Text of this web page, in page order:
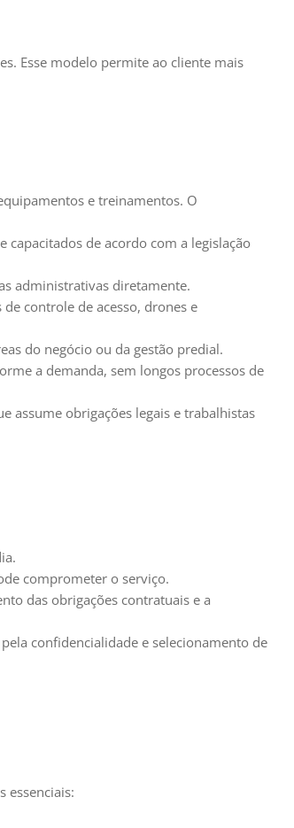
Esse modelo permite ao cliente mais
e treinamentos. O
capacitados de acordo com a legislação
administrativas diretamente.
controle de acesso, drones e
do negócio ou da gestão predial.
a demanda, sem longos processos de
assume obrigações legais e trabalhistas
comprometer o serviço.
das obrigações contratuais e a
confidencialidade e selecionamento de
essenciais: